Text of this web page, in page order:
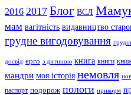
2016 2017 Блог ВСЛ
мам вагітність видавництво
грудне вигодовування
досвід ерго з дитиною книга книги
мандри моя історія немовля
паспорт подорож пологи прикорм